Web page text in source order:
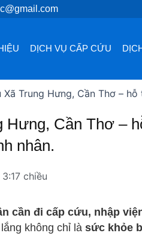
DỊCH VỤ CẤP CỨU
Trung Hưng, Cần Thơ –
Hưng, Cần Thơ –
nhân.
3:17 chiều
cần đi cấp cứu, nhập
không chỉ là sức khỏe